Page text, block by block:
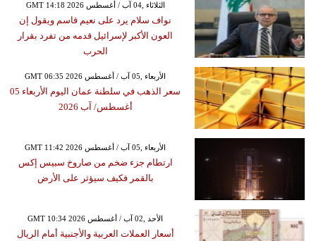
GMT 14:18 2026 الثلاثاء ,04 آب / أغسطس
نواف سلام يرد على نعيم قاسم ويقول إن
العون الأكبر لإسرائيل قدمه من تفرد بقرار
الحرب
GMT 06:35 2026 الأربعاء ,05 آب / أغسطس
سعر الذهب في سلطنة عمان اليوم الأربعاء 05
أغسطس/ آب 2026
GMT 11:42 2026 الأربعاء ,05 آب / أغسطس
ارتطام جزء ضخم من صاروخ سبيس إكس
بالقمر فكيف سيؤثر على الأرض
GMT 10:34 2026 الأحد ,02 آب / أغسطس
أسعار العملات العربية والأجنبية أمام الريال